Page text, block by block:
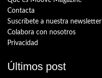
Contacta
Suscríbete a nuestra newsletter
Colabora con nosotros
Privacidad
Últimos post